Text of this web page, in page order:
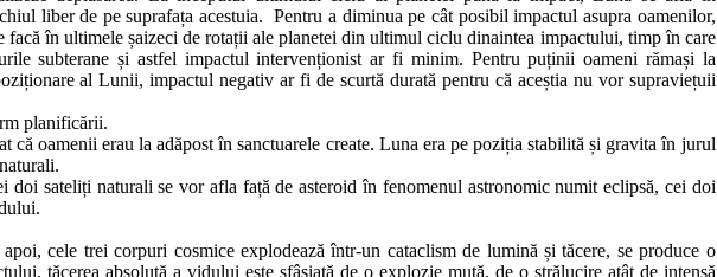
liber de pe suprafața acestuia. Pentru a diminua pe cât posibil impactul asupra oamenilor,
facă în ultimele șaizeci de rotații ale planetei din ultimul ciclu dinaintea impactului, timp în care
subterane și astfel impactul intervenționist ar fi minim. Pentru puținii oameni rămași la
al Lunii, impactul negativ ar fi de scurtă durată pentru că aceștia nu vor supraviețuii
planificării.
că oamenii erau la adăpost în sanctuarele create. Luna era pe poziția stabilită și gravita în jurul
sateliți naturali se vor afla față de asteroid în fenomenul astronomic numit eclipsă, cei doi
cele trei corpuri cosmice explodează într-un cataclism de lumină și tăcere, se produce o
tăcerea absolută a vidului este sfâșiată de o explozie mută, de o strălucire atât de intensă